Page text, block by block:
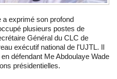
plusieurs postes de
Général du CLC de
exécutif national de l'UJTL. Il
défendant Me Abdoulaye Wade
présidentielles.